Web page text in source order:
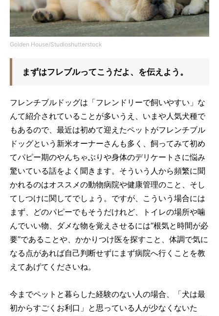
Golden House/Studioshutterstock
まずはフレブルってこうだよ、を伝えよう。
フレンチブルドッグは「フレンドリーで飼いやすい」な
んて紹介されていることが多いうえ、いまや人気犬種で
もあるので、最近は初めて迎えたペットがフレンチブル
ドッグという新米オーナーさんも多く、飼ってみて初め
てパピー期のやんちゃぶりや身体のデリケートさに悩み
驚いている話をよく聞きます。そういう人から頻繁に聞
かれるのはオススメの動物病院や健康管理のこと、そし
てしつけに関してでしょう。ですが、こういう場合には
まず、どのパピーでもそうだけれど、トイレの場所や噛
んでいい物、ダメな物を覚えさせるには“根気と時間が必
要”であることや、かかりつけ医を探すこと、体調で気に
なる点があれば自己判断せずにまず病院へ行くことを教
えてあげてくださいね。
今までペットと暮らした経験のない人の場合、「犬は最
初からすごくお利口」と思っている人が少なくないた